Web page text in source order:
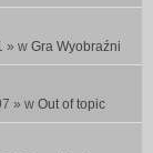
» w Gra Wyobraźni
» w Out of topic